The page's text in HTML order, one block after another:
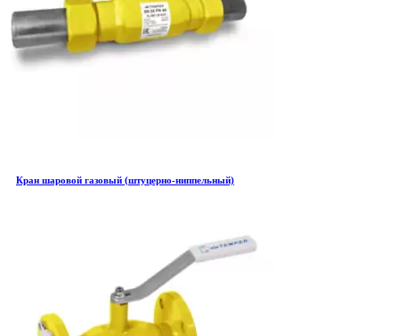
Кран шаровой газовый (штуцерно-ниппельный)